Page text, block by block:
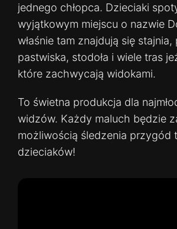
jednego chłopca. Dzieciaki
wyjątkowym miejscu o nazwie
właśnie tam znajdują się
pastwiska, stodoła i wiele tras
które zachwycają widokami.
To świetna produkcja dla
widzów. Każdy maluch będzie
możliwością śledzenia przygód
dzieciaków!